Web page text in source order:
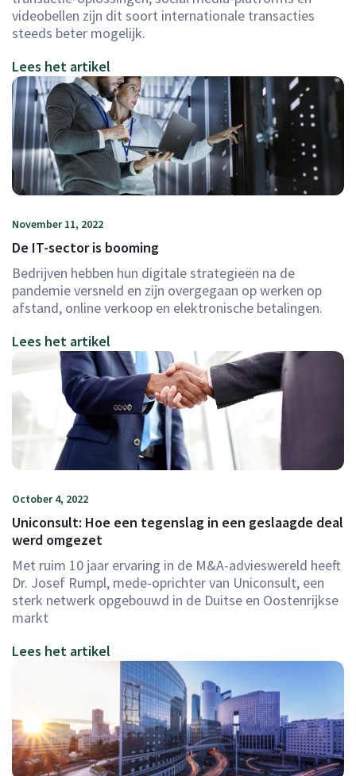
videobellen zijn dit soort internationale transacties
steeds beter mogelijk.
Lees het artikel
November 11, 2022
De IT-sector is booming
Bedrijven hebben hun digitale strategieën na de
pandemie versneld en zijn overgegaan op werken op
afstand, online verkoop en elektronische betalingen.
Lees het artikel
October 4, 2022
Uniconsult: Hoe een tegenslag in een geslaagde deal
werd omgezet
Met ruim 10 jaar ervaring in de M&A-advieswereld heeft
Dr. Josef Rumpl, mede-oprichter van Uniconsult, een
sterk netwerk opgebouwd in de Duitse en Oostenrijkse
markt
Lees het artikel